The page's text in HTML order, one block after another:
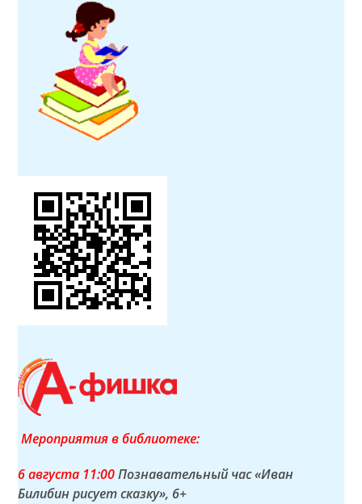
Мероприятия в библиотеке:
6 августа 11:00Познавательный час «Иван
Билибин рисует сказку», 6+